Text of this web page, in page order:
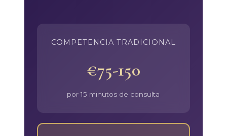
COMPETENCIA TRADICIONAL
€75-150
por 15 minutos de consulta